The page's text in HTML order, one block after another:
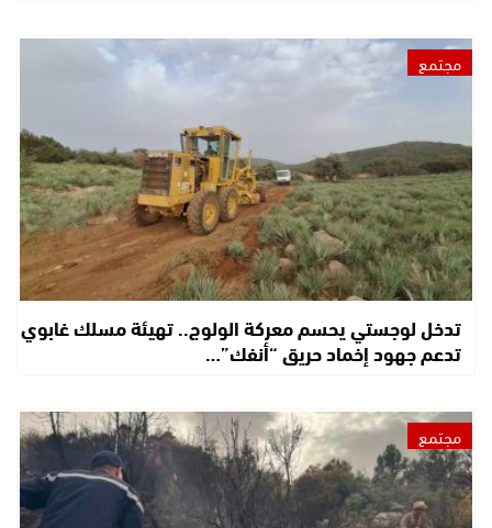
مجتمع
تدخل لوجستي يحسم معركة الولوج.. تهيئة مسلك غابوي
تدعم جهود إخماد حريق “أنفك”…
مجتمع